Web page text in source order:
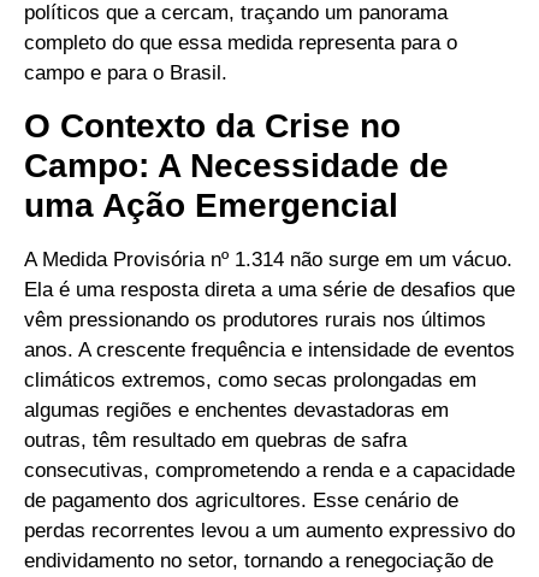
políticos que a cercam, traçando um panorama
completo do que essa medida representa para o
campo e para o Brasil.
O Contexto da Crise no
Campo: A Necessidade de
uma Ação Emergencial
A Medida Provisória nº 1.314 não surge em um vácuo.
Ela é uma resposta direta a uma série de desafios que
vêm pressionando os produtores rurais nos últimos
anos. A crescente frequência e intensidade de eventos
climáticos extremos, como secas prolongadas em
algumas regiões e enchentes devastadoras em
outras, têm resultado em quebras de safra
consecutivas, comprometendo a renda e a capacidade
de pagamento dos agricultores. Esse cenário de
perdas recorrentes levou a um aumento expressivo do
endividamento no setor, tornando a renegociação de